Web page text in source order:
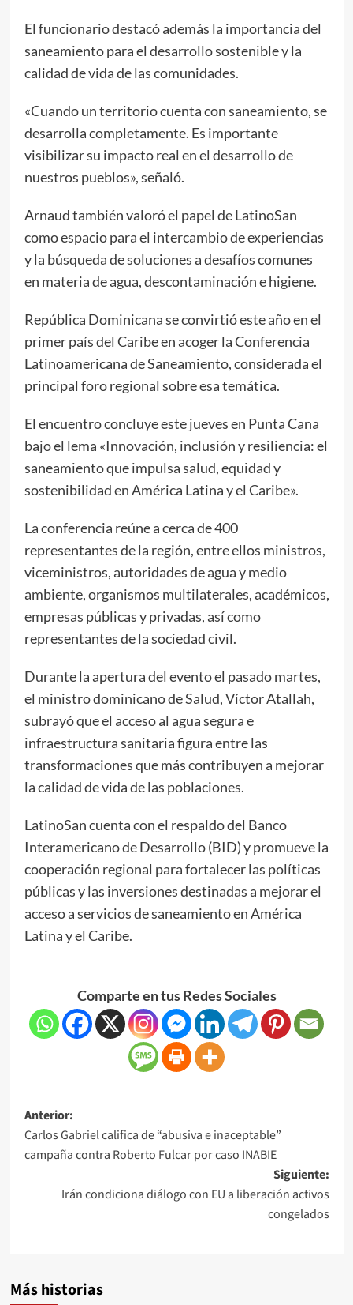
El funcionario destacó además la importancia del
saneamiento para el desarrollo sostenible y la
calidad de vida de las comunidades.
«Cuando un territorio cuenta con saneamiento, se
desarrolla completamente. Es importante
visibilizar su impacto real en el desarrollo de
nuestros pueblos», señaló.
Arnaud también valoró el papel de LatinoSan
como espacio para el intercambio de experiencias
y la búsqueda de soluciones a desafíos comunes
en materia de agua, descontaminación e higiene.
República Dominicana se convirtió este año en el
primer país del Caribe en acoger la Conferencia
Latinoamericana de Saneamiento, considerada el
principal foro regional sobre esa temática.
El encuentro concluye este jueves en Punta Cana
bajo el lema «Innovación, inclusión y resiliencia: el
saneamiento que impulsa salud, equidad y
sostenibilidad en América Latina y el Caribe».
La conferencia reúne a cerca de 400
representantes de la región, entre ellos ministros,
viceministros, autoridades de agua y medio
ambiente, organismos multilaterales, académicos,
empresas públicas y privadas, así como
representantes de la sociedad civil.
Durante la apertura del evento el pasado martes,
el ministro dominicano de Salud, Víctor Atallah,
subrayó que el acceso al agua segura e
infraestructura sanitaria figura entre las
transformaciones que más contribuyen a mejorar
la calidad de vida de las poblaciones.
LatinoSan cuenta con el respaldo del Banco
Interamericano de Desarrollo (BID) y promueve la
cooperación regional para fortalecer las políticas
públicas y las inversiones destinadas a mejorar el
acceso a servicios de saneamiento en América
Latina y el Caribe.
Comparte en tus Redes Sociales
Anterior:
Carlos Gabriel califica de “abusiva e inaceptable”
campaña contra Roberto Fulcar por caso INABIE
Siguiente:
Irán condiciona diálogo con EU a liberación activos
congelados
Más historias